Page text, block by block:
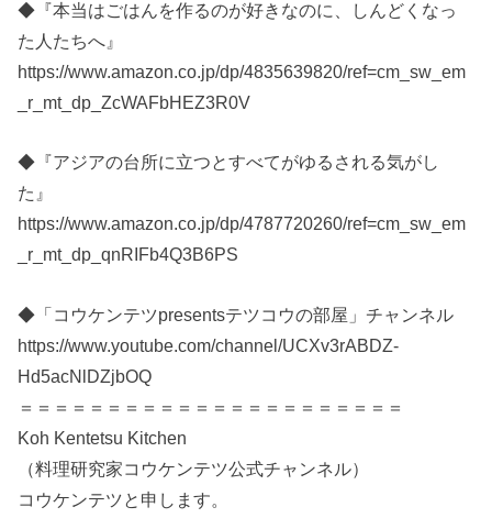
◆『本当はごはんを作るのが好きなのに、しんどくなっ
た人たちへ』
https://www.amazon.co.jp/dp/4835639820/ref=cm_sw_em
_r_mt_dp_ZcWAFbHEZ3R0V
◆『アジアの台所に立つとすべてがゆるされる気がし
た』
https://www.amazon.co.jp/dp/4787720260/ref=cm_sw_em
_r_mt_dp_qnRIFb4Q3B6PS
◆「コウケンテツpresentsテツコウの部屋」チャンネル
https://www.youtube.com/channel/UCXv3rABDZ-
Hd5acNlDZjbOQ
＝＝＝＝＝＝＝＝＝＝＝＝＝＝＝＝＝＝＝＝＝＝
Koh Kentetsu Kitchen
（料理研究家コウケンテツ公式チャンネル）
コウケンテツと申します。